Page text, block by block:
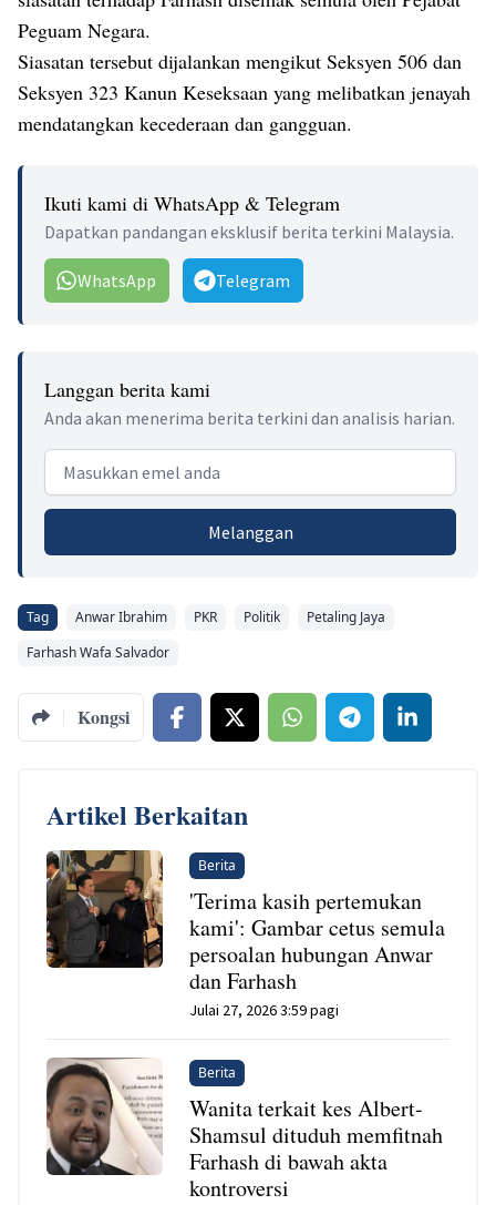
Peguam Negara.
Siasatan tersebut dijalankan mengikut Seksyen 506 dan
Seksyen 323 Kanun Keseksaan yang melibatkan jenayah
mendatangkan kecederaan dan gangguan.
Ikuti kami di WhatsApp & Telegram
Dapatkan pandangan eksklusif berita terkini Malaysia.
WhatsApp Telegram
Langgan berita kami
Anda akan menerima berita terkini dan analisis harian.
Email address
Melanggan
Tag Anwar Ibrahim PKR Politik
Petaling Jaya
Farhash Wafa Salvador
Kongsi
Artikel Berkaitan
Berita
'Terima kasih pertemukan
kami': Gambar cetus semula
persoalan hubungan Anwar
dan Farhash
Julai 27, 2026 3:59 pagi
Berita
Wanita terkait kes Albert-
Shamsul dituduh memfitnah
Farhash di bawah akta
kontroversi